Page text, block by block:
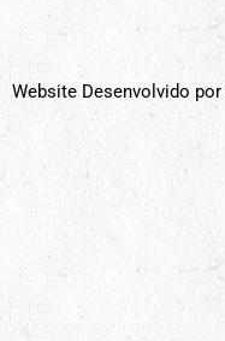
Website Desenvolvido por